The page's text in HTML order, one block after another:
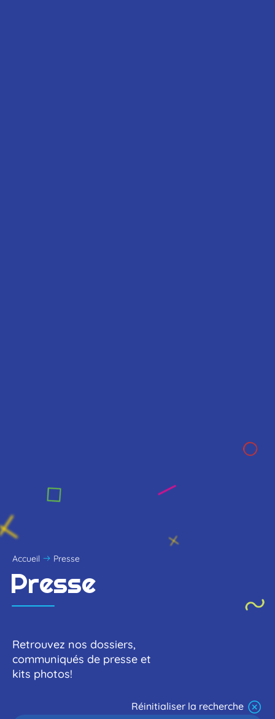
Accueil Presse
Presse
Retrouvez nos dossiers,
communiqués de presse et
kits photos!
Réinitialiser la recherche